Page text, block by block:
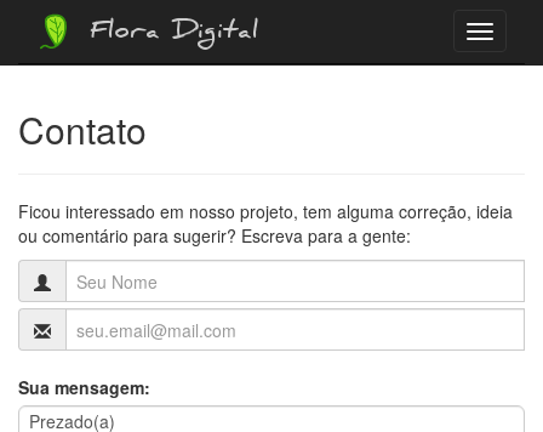
Menu
Flora Digital
Contato
Ficou interessado em nosso projeto, tem alguma correção, ideia
ou comentário para sugerir? Escreva para a gente:
Sua mensagem: